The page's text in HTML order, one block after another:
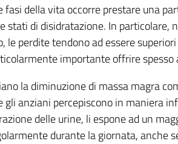
fasi della vita occorre prestare una
stati di disidratazione. In particolare,
le perdite tendono ad essere
importante offrire
la diminuzione di massa magra
gli anziani percepiscono in maniera
delle urine, li espone ad un
durante la giornata, anche